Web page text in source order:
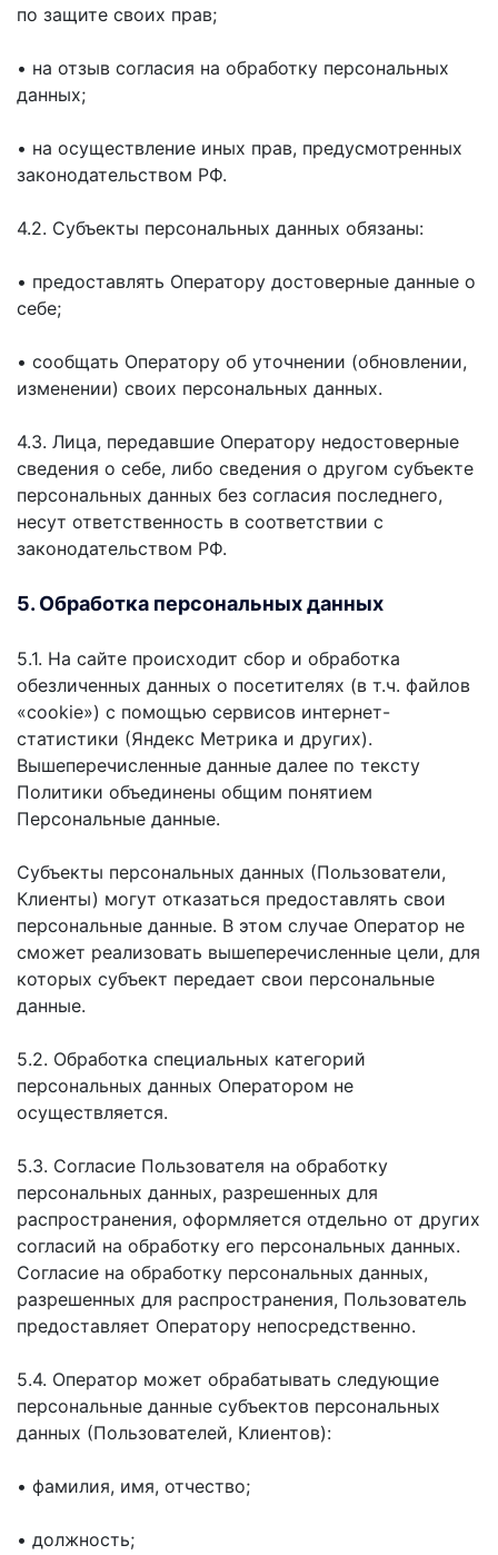
по защите своих прав;
• на отзыв согласия на обработку персональных
данных;
• на осуществление иных прав, предусмотренных
законодательством РФ.
4.2. Субъекты персональных данных обязаны:
• предоставлять Оператору достоверные данные о
себе;
• сообщать Оператору об уточнении (обновлении,
изменении) своих персональных данных.
4.3. Лица, передавшие Оператору недостоверные
сведения о себе, либо сведения о другом субъекте
персональных данных без согласия последнего,
несут ответственность в соответствии с
законодательством РФ.
5. Обработка персональных данных
5.1. На сайте происходит сбор и обработка
обезличенных данных о посетителях (в т.ч. файлов
«cookie») с помощью сервисов интернет-
статистики (Яндекс Метрика и других).
Вышеперечисленные данные далее по тексту
Политики объединены общим понятием
Персональные данные.
Субъекты персональных данных (Пользователи,
Клиенты) могут отказаться предоставлять свои
персональные данные. В этом случае Оператор не
сможет реализовать вышеперечисленные цели, для
которых субъект передает свои персональные
данные.
5.2. Обработка специальных категорий
персональных данных Оператором не
осуществляется.
5.3. Согласие Пользователя на обработку
персональных данных, разрешенных для
распространения, оформляется отдельно от других
согласий на обработку его персональных данных.
Согласие на обработку персональных данных,
разрешенных для распространения, Пользователь
предоставляет Оператору непосредственно.
5.4. Оператор может обрабатывать следующие
персональные данные субъектов персональных
данных (Пользователей, Клиентов):
• фамилия, имя, отчество;
• должность;